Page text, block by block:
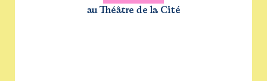
au Théâtre de la Cité